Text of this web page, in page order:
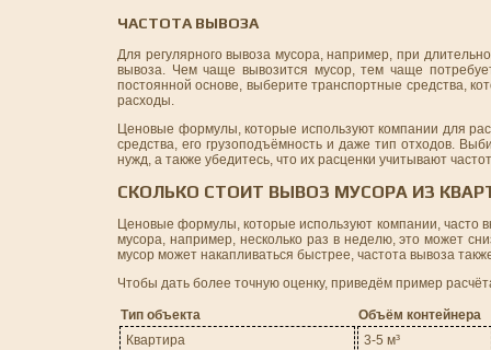
ЧАСТОТА ВЫВОЗА
Для регулярного вывоза мусора, например, при
вывоза. Чем чаще вывозится мусор, тем чаще
постоянной основе, выберите транспортные средства,
расходы.
Ценовые формулы, которые используют компании для
средства, его грузоподъёмность и даже тип отходов.
нужд, а также убедитесь, что их расценки учитывают
СКОЛЬКО СТОИТ ВЫВОЗ МУСОРА ИЗ
Ценовые формулы, которые используют компании, часто
мусора, например, несколько раз в неделю, это может
мусор может накапливаться быстрее, частота вывоза
Чтобы дать более точную оценку, приведём пример
Тип объекта Объём контейнера
Квартира
3-5 м³